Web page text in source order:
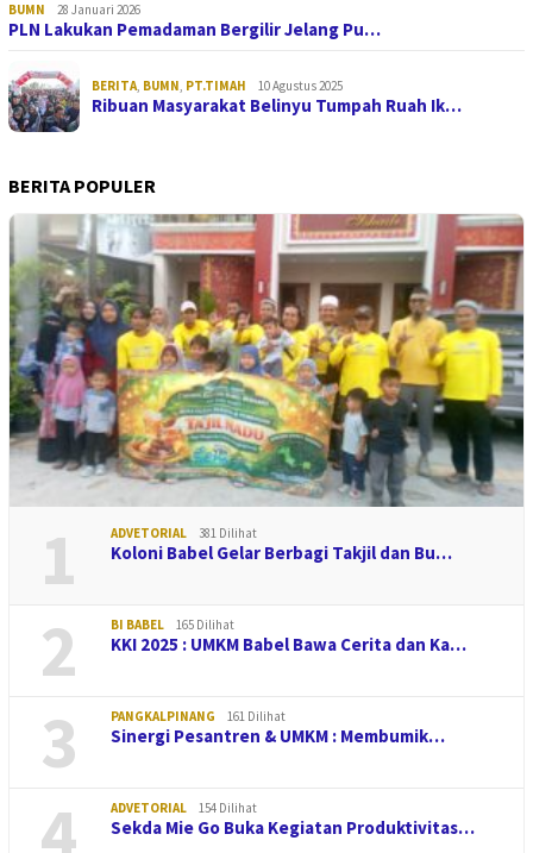
BUMN 28 Januari 2026
PLN Lakukan Pemadaman Bergilir Jelang Pu…
BERITA, BUMN, PT.TIMAH 10 Agustus 2025
Ribuan Masyarakat Belinyu Tumpah Ruah Ik…
BERITA POPULER
1 ADVETORIAL 381 Dilihat
Koloni Babel Gelar Berbagi Takjil dan Bu…
2 BI BABEL 165 Dilihat
KKI 2025 : UMKM Babel Bawa Cerita dan Ka…
3 PANGKALPINANG 161 Dilihat
Sinergi Pesantren & UMKM : Membumik…
4 ADVETORIAL 154 Dilihat
Sekda Mie Go Buka Kegiatan Produktivitas…